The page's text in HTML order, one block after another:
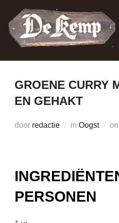
naar
inhoud
GROENE CURRY
EN GEHAKT
door redactie in Oogst on
PERSONEN